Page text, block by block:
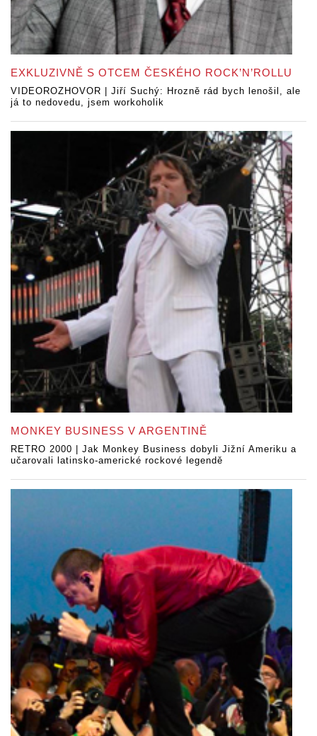
EXKLUZIVNĚ S OTCEM ČESKÉHO ROCK’N’ROLLU
VIDEOROZHOVOR | Jiří Suchý: Hrozně rád bych lenošil, ale
já to nedovedu, jsem workoholik
MONKEY BUSINESS V ARGENTINĚ
RETRO 2000 | Jak Monkey Business dobyli Jižní Ameriku a
učarovali latinsko-americké rockové legendě